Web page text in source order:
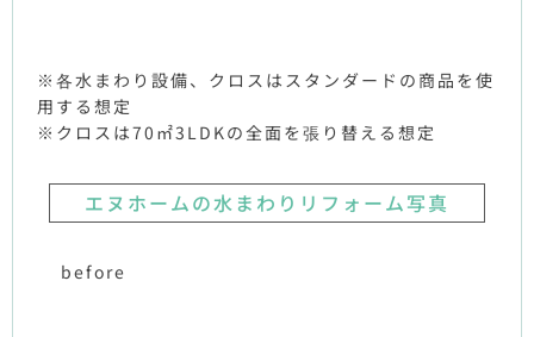
※各水まわり設備、クロスはスタンダードの商品を使
用する想定
※クロスは70㎡3LDKの全面を張り替える想定
エヌホームの水まわりリフォーム写真
before